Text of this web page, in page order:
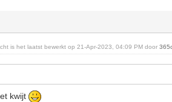
is het laatst bewerkt op 21-Apr-2023, 04:09 PM door
kwijt